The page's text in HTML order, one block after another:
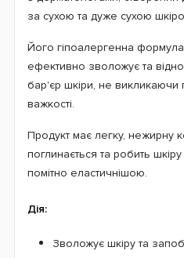
за сухою та дуже сухою
Його гіпоалергенна
ефективно зволожує та
бар'єр шкіри, не викликаючи
важкості.
Продукт має легку, нежирну
поглинається та робить
помітно еластичнішою.
Дія:
Зволожує шкіру та